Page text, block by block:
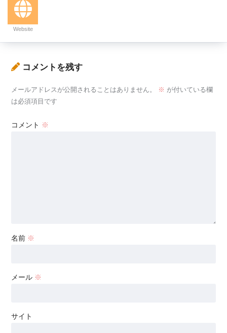
Website
コメントを残す
メールアドレスが公開されることはありません。 ※ が付いている欄
は必須項目です
コメント ※
名前 ※
メール ※
サイト